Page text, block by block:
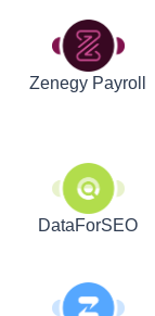
Zenegy Payroll
DataForSEO